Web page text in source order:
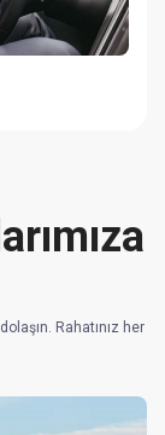
Rahatınız her